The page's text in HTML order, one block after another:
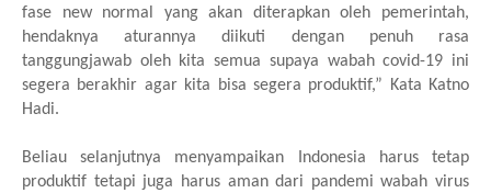
fase new normal yang akan diterapkan oleh pemerintah,
hendaknya aturannya diikuti dengan penuh rasa
tanggungjawab oleh kita semua supaya wabah covid-19 ini
segera berakhir agar kita bisa segera produktif,” Kata Katno
Hadi.
Beliau selanjutnya menyampaikan Indonesia harus tetap
produktif tetapi juga harus aman dari pandemi wabah virus